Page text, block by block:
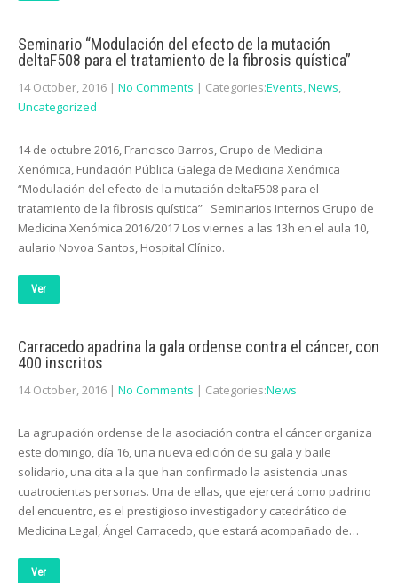
Seminario “Modulación del efecto de la mutación
deltaF508 para el tratamiento de la fibrosis quística”
14 October, 2016 | No Comments | Categories:Events,News,
Uncategorized
14 de octubre 2016, Francisco Barros, Grupo de Medicina
Xenómica, Fundación Pública Galega de Medicina Xenómica
“Modulación del efecto de la mutación deltaF508 para el
tratamiento de la fibrosis quística” Seminarios Internos Grupo de
Medicina Xenómica 2016/2017 Los viernes a las 13h en el aula 10,
aulario Novoa Santos, Hospital Clínico.
Ver
Carracedo apadrina la gala ordense contra el cáncer, con
400 inscritos
14 October, 2016 | No Comments | Categories:News
La agrupación ordense de la asociación contra el cáncer organiza
este domingo, día 16, una nueva edición de su gala y baile
solidario, una cita a la que han confirmado la asistencia unas
cuatrocientas personas. Una de ellas, que ejercerá como padrino
del encuentro, es el prestigioso investigador y catedrático de
Medicina Legal, Ángel Carracedo, que estará acompañado de…
Ver